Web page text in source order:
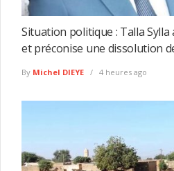
Situation politique : Talla Sylla
et préconise une dissolution
By Michel DIEYE 4 heures ago